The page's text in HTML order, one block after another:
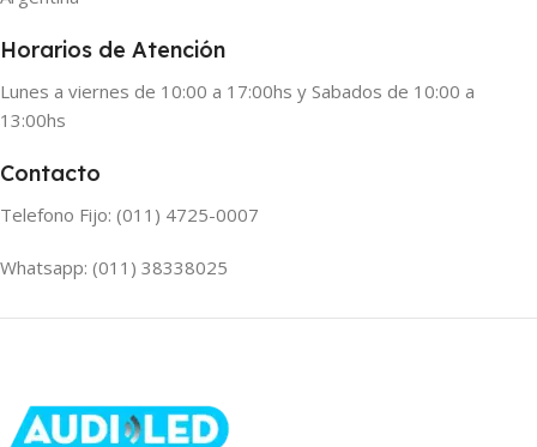
Horarios de Atención
Lunes a viernes de 10:00 a 17:00hs y Sabados de 10:00 a
13:00hs
Contacto
Telefono Fijo: (011) 4725-0007
Whatsapp: (011) 38338025